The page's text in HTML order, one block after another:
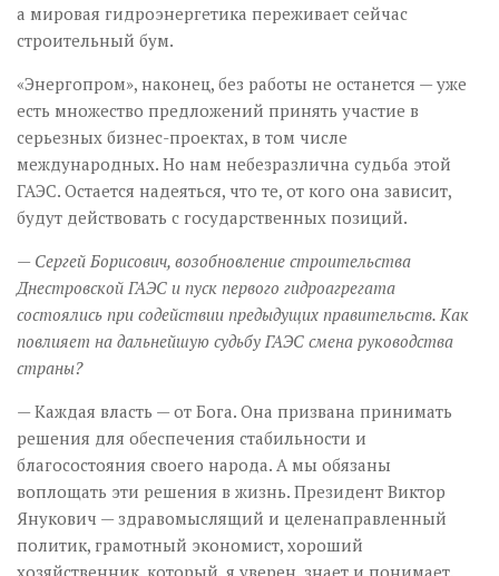
а мировая гидроэнергетика переживает сейчас
строительный бум.
«Энергопром», наконец, без работы не останется — уже
есть множество предложений принять участие в
серьезных бизнес-проектах, в том числе
международных. Но нам небезразлична судьба этой
ГАЭС. Остается надеяться, что те, от кого она зависит,
будут действовать с государственных позиций.
— Сергей Борисович, возобновление строительства
Днестровской ГАЭС и пуск первого гидроагрегата
состоялись при содействии предыдущих правительств. Как
повлияет на дальнейшую судьбу ГАЭС смена руководства
страны?
— Каждая власть — от Бога. Она призвана принимать
решения для обеспечения стабильности и
благосостояния своего народа. А мы обязаны
воплощать эти решения в жизнь. Президент Виктор
Янукович — здравомыслящий и целенаправленный
политик, грамотный экономист, хороший
хозяйственник, который, я уверен, знает и понимает,